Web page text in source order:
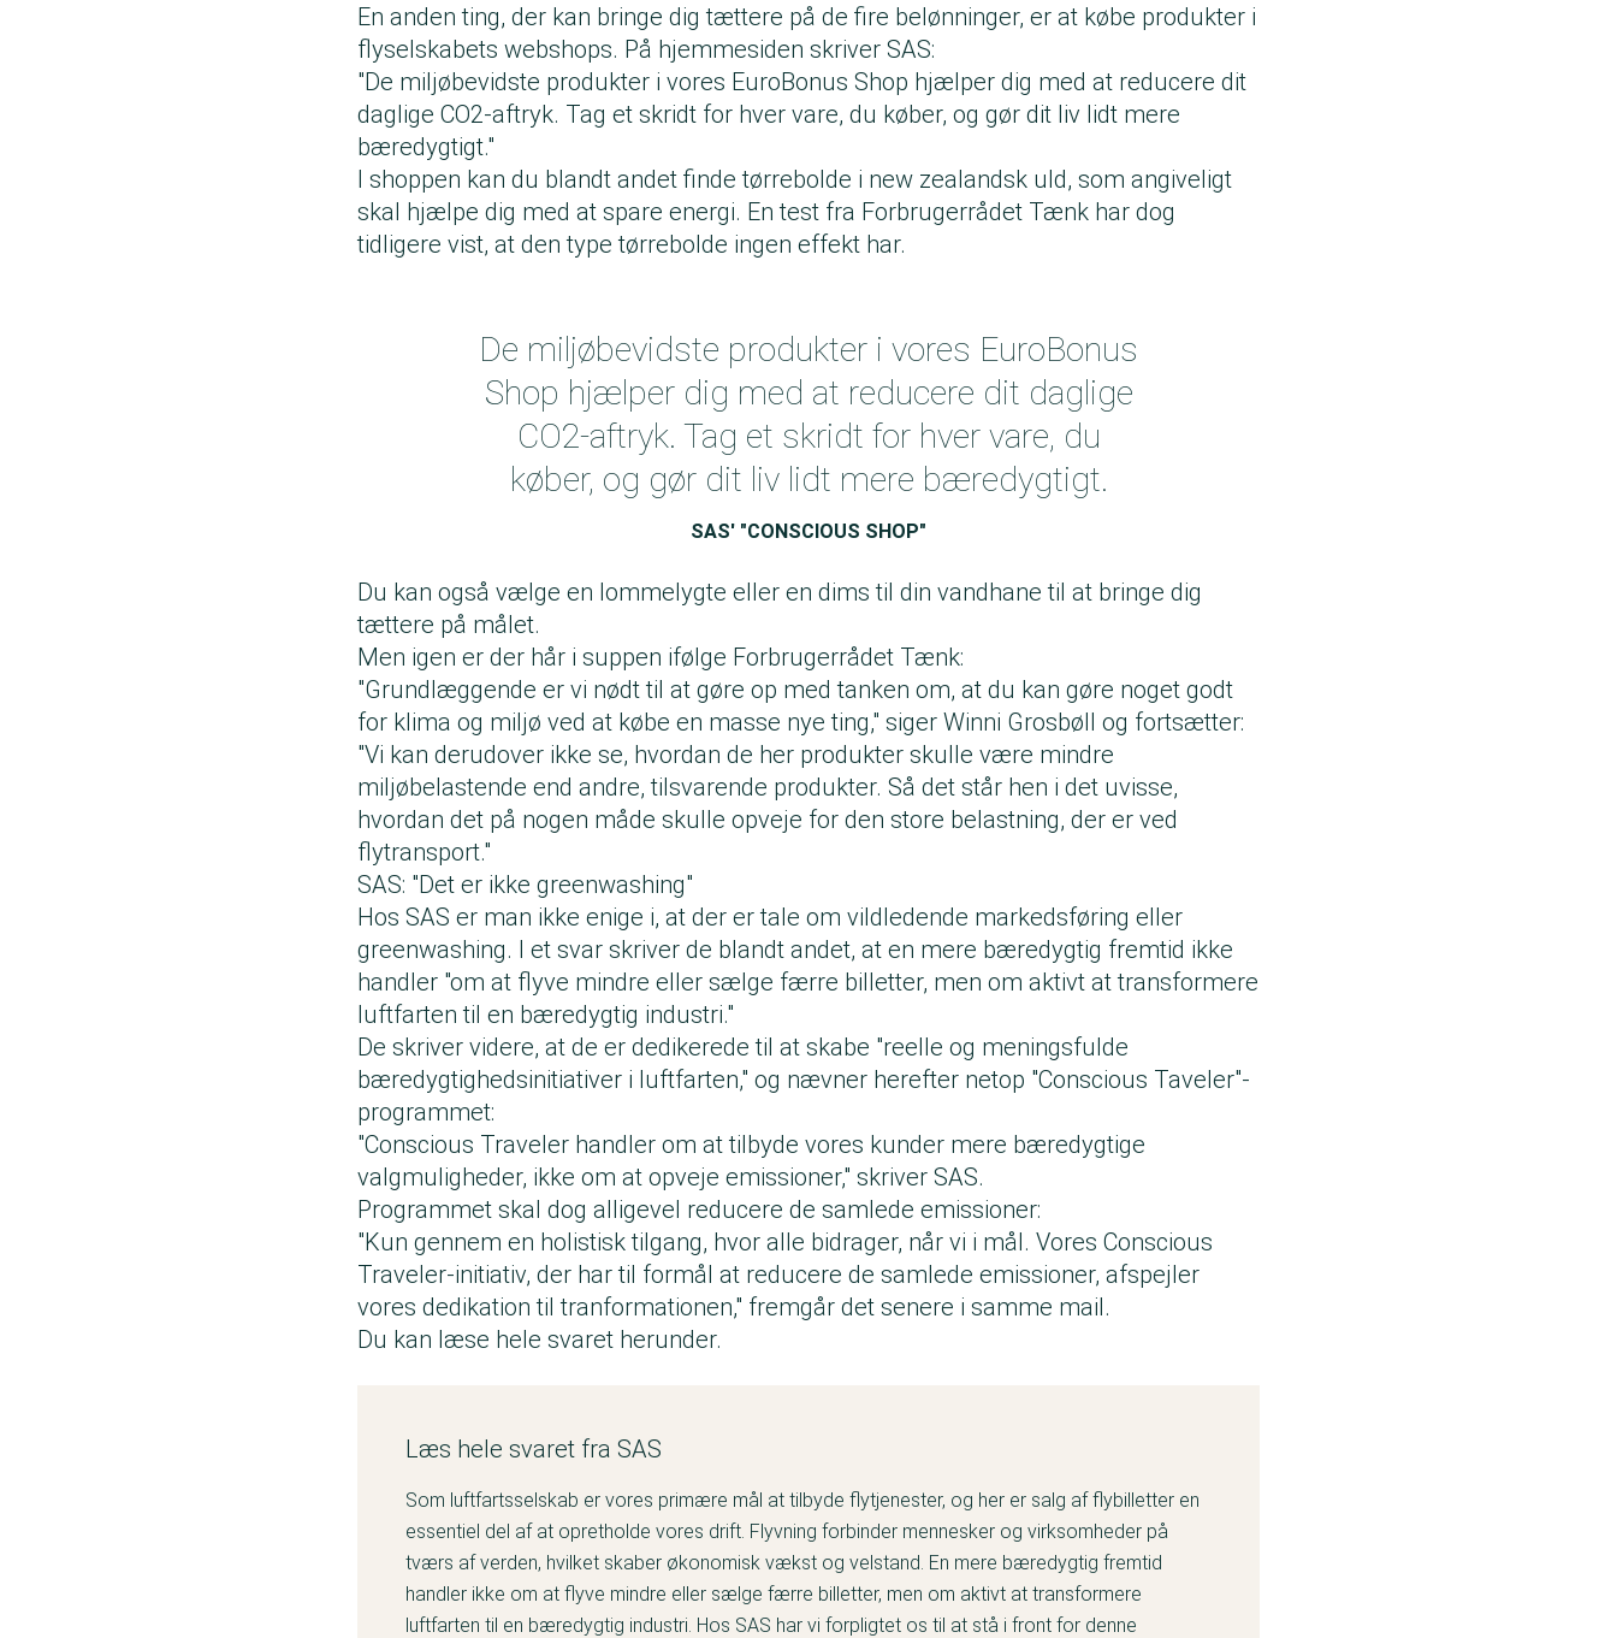
En anden ting, der kan bringe dig tættere på de fire belønninger, er at købe produkter i
flyselskabets webshops. På hjemmesiden skriver SAS:
"De miljøbevidste produkter i vores EuroBonus Shop hjælper dig med at reducere dit
daglige CO2-aftryk. Tag et skridt for hver vare, du køber, og gør dit liv lidt mere
bæredygtigt."
I shoppen kan du blandt andet finde tørrebolde i new zealandsk uld, som angiveligt
skal hjælpe dig med at spare energi. En test fra Forbrugerrådet Tænk har dog
tidligere vist, at den typetørrebolde ingen effekt har.
De miljøbevidste produkter i vores EuroBonus
Shop hjælper dig med at reducere dit daglige
CO2-aftryk. Tag et skridt for hver vare, du
køber, og gør dit liv lidt mere bæredygtigt.
SAS' "CONSCIOUS SHOP"
Du kan også vælge en lommelygte eller en dims til din vandhane til at bringe dig
tættere på målet.
Men igen er der hår i suppen ifølge Forbrugerrådet Tænk:
"Grundlæggende er vi nødt til at gøre op med tanken om, at du kan gøre noget godt
for klima og miljø ved at købe en masse nye ting," siger Winni Grosbøll og fortsætter:
"Vi kan derudover ikke se, hvordan de her produkter skulle være mindre
miljøbelastende end andre, tilsvarende produkter. Så det står hen i det uvisse,
hvordan det på nogen måde skulle opveje for den store belastning, der er ved
flytransport."
SAS: "Det er ikke greenwashing"
Hos SAS er man ikke enige i, at der er tale om vildledende markedsføring eller
greenwashing. I et svar skriver de blandt andet, at en mere bæredygtig fremtid ikke
handler "om at flyve mindre eller sælge færre billetter, men om aktivt at transformere
luftfarten til en bæredygtig industri."
De skriver videre, at de er dedikerede til at skabe "reelle og meningsfulde
bæredygtighedsinitiativer i luftfarten," og nævner herefter netop "Conscious Taveler"-
programmet:
"Conscious Traveler handler om at tilbyde vores kunder mere bæredygtige
valgmuligheder, ikke om at opveje emissioner," skriver SAS.
Programmet skal dog alligevel reducere de samlede emissioner:
"Kun gennem en holistisk tilgang, hvor alle bidrager, når vi i mål. Vores Conscious
Traveler-initiativ, der har til formål at reducere de samlede emissioner, afspejler
vores dedikation til tranformationen," fremgår det senere i samme mail.
Du kan læse hele svaret herunder.
Læs hele svaret fra SAS
Som luftfartsselskab er vores primære mål at tilbyde flytjenester, og her er salg af flybilletter en
essentiel del af at opretholde vores drift. Flyvning forbinder mennesker og virksomheder på
tværs af verden, hvilket skaber økonomisk vækst og velstand. En mere bæredygtig fremtid
handler ikke om at flyve mindre eller sælge færre billetter, men om aktivt at transformere
luftfarten til en bæredygtig industri. Hos SAS har vi forpligtet os til at stå i front for denne